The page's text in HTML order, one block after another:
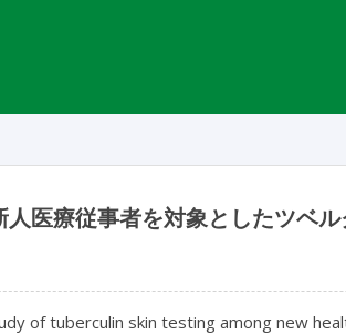
人医療従事者を対象としたツベ
of tuberculin skin testing among new